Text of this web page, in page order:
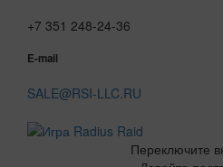
+7 351 248-24-36
E-mail
SALE@RSI-LLC.RU
Переключите